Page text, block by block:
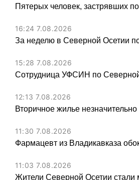
Пятерых человек, застрявших
16:24 7.08.2026
За неделю в Северной Осетии
15:28 7.08.2026
Сотрудница УФСИН по
12:13 7.08.2026
Вторичное жилье
11:30 7.08.2026
Фармацевт из Владикавказа
11:03 7.08.2026
Жители Северной Осетии